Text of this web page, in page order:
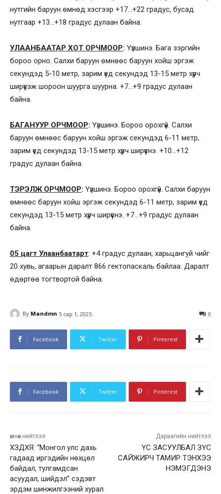
нутгийн баруун өмнөд хэсгээр +17…+22 градус, бусад
нутгаар +13…+18 градус дулаан байна.
УЛААНБААТАР ХОТ ОРЧМООР: Үүлшинэ. Бага зэргийн
бороо орно. Салхи баруун өмнөөс баруун хойш эргэж
секундэд 5-10 метр, зарим үед секундэд 13-15 метр хүрч
ширүүсэж шороон шуурга шуурна. +7…+9 градус дулаан
байна.
БАГАНУУР ОРЧМООР: Үүлшинэ. Бороо орохгүй. Салхи
баруун өмнөөс баруун хойш эргэж секундэд 6-11 метр,
зарим үед секундэд 13-15 метр хүрч ширүүснэ. +10…+12
градус дулаан байна.
ТЭРЭЛЖ ОРЧМООР: Үүлшинэ. Бороо орохгүй. Салхи баруун
өмнөөс баруун хойш эргэж секундэд 6-11 метр, зарим үед
секундэд 13-15 метр хүрч ширүүснэ. +7…+9 градус дулаан
байна.
05 цагт Улаанбаатарт: +4 градус дулаан, харьцангуй чийг
20 хувь, агаарын даралт 866 гектопаскаль байлаа. Даралт
өдөртөө тогтвортой байна.
By Mandmn 5 сар 1, 2025 0
Facebook Twitter Pinterest
Facebook Twitter Pinterest
өмнөх нийтлэл
ХЗДХЯ: “Монгол улс дахь
гадаад иргэдийн нөхцөл
байдал, тулгамдсан
асуудал, шийдэл” сэдэвт
эрдэм шинжилгээний хурал
Дараагийн нийтлэл
ҮС ЗАСУУЛБАЛ ЗҮС
САЙЖИРЧ ТАМИР ТЭНХЭЭ
НЭМЭГДЭНЭ